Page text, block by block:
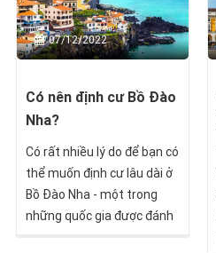
07/12/2022
Có nên định cư Bồ Đào
Nha?
Có rất nhiều lý do để bạn có
thể muốn định cư lâu dài ở
Bồ Đào Nha - một trong
những quốc gia được đánh